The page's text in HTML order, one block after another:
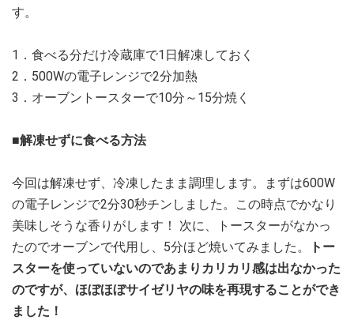
す。
1．食べる分だけ冷蔵庫で1日解凍しておく
2．500Wの電子レンジで2分加熱
3．オーブントースターで10分～15分焼く
■解凍せずに食べる方法
今回は解凍せず、冷凍したまま調理します。まずは600W
の電子レンジで2分30秒チンしました。この時点でかなり
美味しそうな香りがします！ 次に、トースターがなかっ
たのでオーブンで代用し、5分ほど焼いてみました。
トー
スターを使っていないのであまりカリカリ感は出なかった
のですが、ほぼほぼサイゼリヤの味を再現することができ
ました！